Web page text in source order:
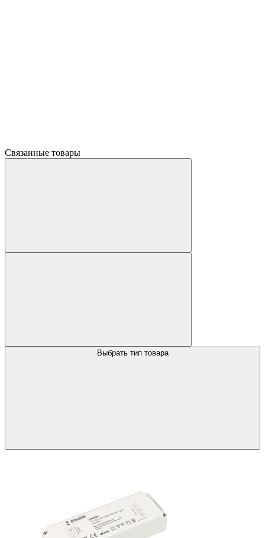
Связанные товары
Выбрать тип товара